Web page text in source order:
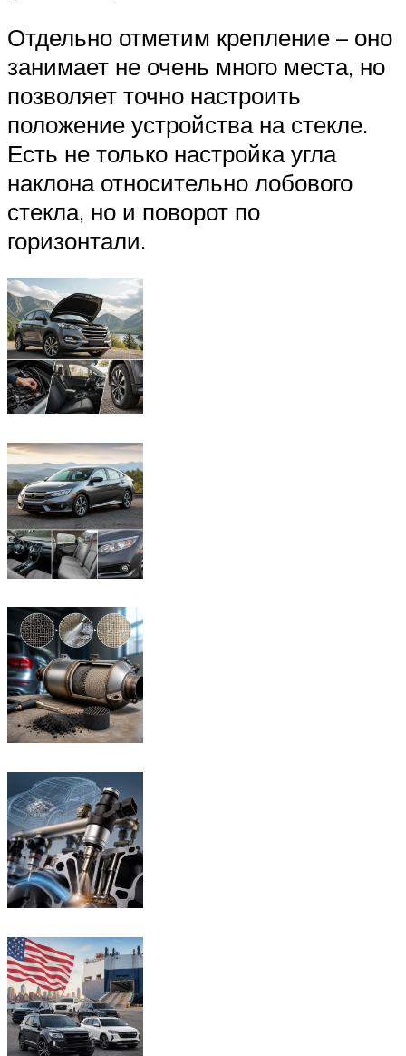
Отдельно отметим крепление – оно
занимает не очень много места, но
позволяет точно настроить
положение устройства на стекле.
Есть не только настройка угла
наклона относительно лобового
стекла, но и поворот по
горизонтали.